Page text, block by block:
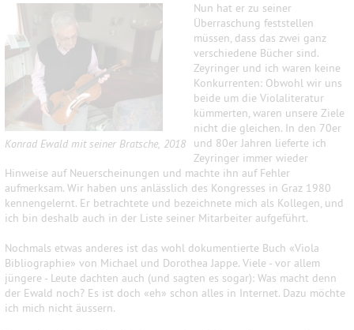
Konrad Ewald mit seiner Bratsche, 2018
Nun hat er zu seiner
Überraschung feststellen
müssen, dass das zwei ganz
verschiedene Bücher sind.
Zeyringer und ich waren keine
Konkurrenten: Obwohl wir uns
beide um die Violaliteratur
kümmerten, waren unsere Ziele
nicht die gleichen. In den 70er
und 80er Jahren lieferte ich
Zeyringer immer wieder
Hinweise auf Neuerscheinungen und machte ihn auf Fehler
aufmerksam. Wir haben uns anlässlich des Kongresses in Graz 1980
kennengelernt. Er betrachtete und bezeichnete mich als Kollegen, und
ich bin deshalb auch in der Liste seiner Mitarbeiter aufgeführt.
Nochmals etwas anderes ist das wohl dokumentierte Buch «Viola
Bibliographie» von Michael und Dorothea Jappe. Viele - vor allem
jüngere - Leute dachten auch (und sagten es sogar): Was macht denn
der Ewald noch? Es ist doch «eh» schon alles in Internet. Dazu möchte
ich mich nicht äussern.